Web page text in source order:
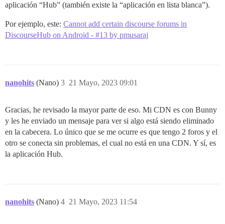
aplicación “Hub” (también existe la “aplicación en lista blanca”).
Por ejemplo, este: Cannot add certain discourse forums in
DiscourseHub on Android - #13 by pmusaraj
nanohits (Nano) 21 Mayo, 2023 09:01
3
Gracias, he revisado la mayor parte de eso. Mi CDN es con Bunny
y les he enviado un mensaje para ver si algo está siendo eliminado
en la cabecera. Lo único que se me ocurre es que tengo 2 foros y el
otro se conecta sin problemas, el cual no está en una CDN. Y sí, es
la aplicación Hub.
nanohits (Nano) 21 Mayo, 2023 11:54
4